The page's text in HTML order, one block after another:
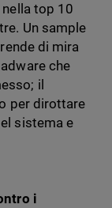
top 10
Un sample
di mira
che
il
per dirottare
sistema e
i